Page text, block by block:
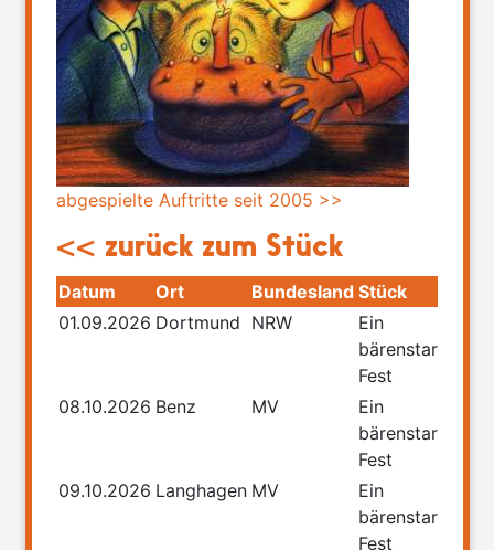
abgespielte Auftritte seit 2005 >>
<< zurück zum Stück
Datum Ort Bundesland Stück
01.09.2026 Dortmund NRW
Ein
bärenstarkes
Fest
08.10.2026 Benz MV
Ein
bärenstarkes
Fest
09.10.2026 Langhagen MV
Ein
bärenstarkes
Fest